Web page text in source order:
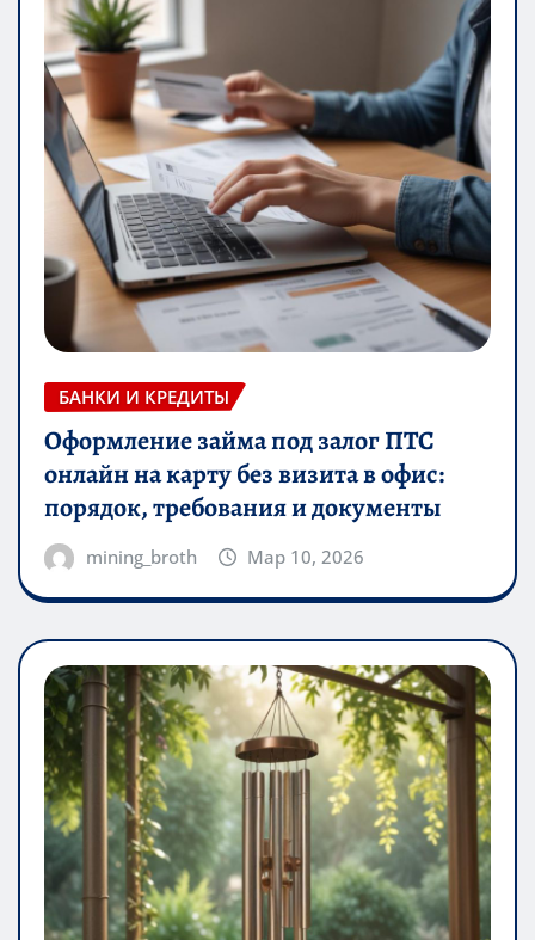
БАНКИ И КРЕДИТЫ
Оформление займа под залог ПТС
онлайн на карту без визита в офис:
порядок, требования и документы
mining_broth Мар 10, 2026